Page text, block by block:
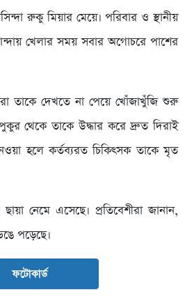
রুকু মিয়ার মেয়ে। পরিবার ও স্থানীয়
খেলার সময় সবার অগোচরে পাশের
তাকে দেখতে না পেয়ে খোঁজাখুঁজি শুরু
থেকে তাকে উদ্ধার করে দ্রুত দিরাই
হলে কর্তব্যরত চিকিৎসক তাকে মৃত
নেমে এসেছে। প্রতিবেশীরা জানান,
পড়েছে।
ফটোকার্ড